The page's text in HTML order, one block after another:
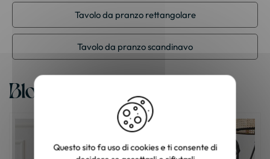
Tavolo da pranzo rettangolare
Tavolo da pranzo scandinavo
Blog
Questo sito fa uso di cookies e ti consente di